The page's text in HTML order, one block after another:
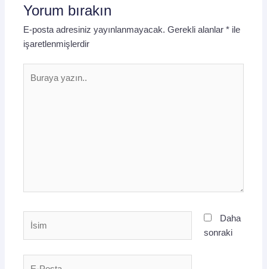
Yorum bırakın
E-posta adresiniz yayınlanmayacak. Gerekli alanlar* ile
işaretlenmişlerdir
yazın..
Daha
sonraki